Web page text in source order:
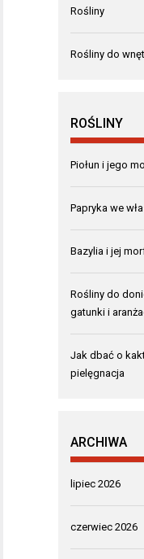
Rośliny
Rośliny do
ROŚLINY
Piołun i jego
Papryka we
Bazylia i jej
Rośliny do
gatunki i
Jak dbać o
pielęgnacja
ARCHIWA
lipiec 2026
czerwiec 2026